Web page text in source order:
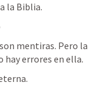
la Biblia.
mentiras. Pero la
hay errores en ella.